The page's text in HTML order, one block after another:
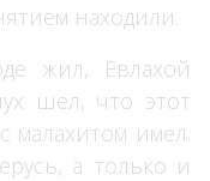
находили.
жил, Евлахой
шел, что этот
малахитом имел.
а только и